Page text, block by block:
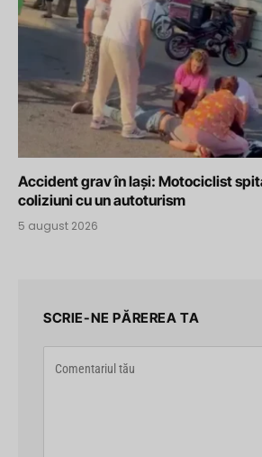
Accident grav în Iași: Motociclist
coliziuni cu un autoturism
5 august 2026
SCRIE-NE PĂREREA TA